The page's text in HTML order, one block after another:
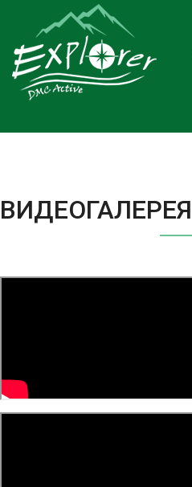
ВИДЕОГАЛЕРЕЯ